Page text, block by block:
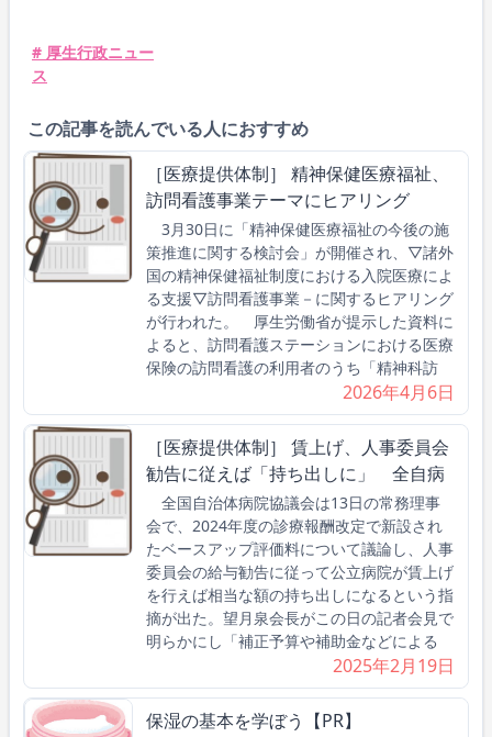
# 厚生行政ニュー
ス
この記事を読んでいる人におすすめ
［医療提供体制］ 精神保健医療福祉、
訪問看護事業テーマにヒアリング
3月30日に「精神保健医療福祉の今後の施
策推進に関する検討会」が開催され、▽諸外
国の精神保健福祉制度における入院医療によ
る支援▽訪問看護事業－に関するヒアリング
が行われた。 厚生労働省が提示した資料に
よると、訪問看護ステーションにおける医療
保険の訪問看護の利用者のうち「精神科訪
2026年4月6日
［医療提供体制］ 賃上げ、人事委員会
勧告に従えば「持ち出しに」 全自病
全国自治体病院協議会は13日の常務理事
会で、2024年度の診療報酬改定で新設され
たベースアップ評価料について議論し、人事
委員会の給与勧告に従って公立病院が賃上げ
を行えば相当な額の持ち出しになるという指
摘が出た。望月泉会長がこの日の記者会見で
明らかにし「補正予算や補助金などによる
2025年2月19日
保湿の基本を学ぼう【PR】